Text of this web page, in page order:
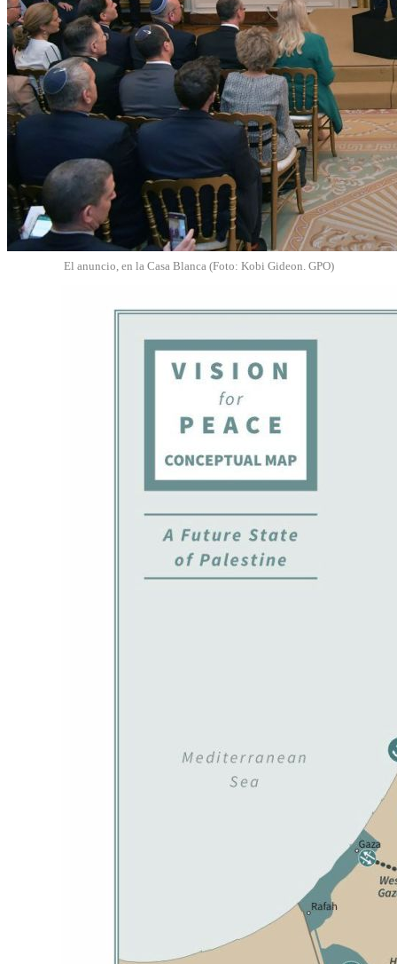
El anuncio, en la Casa Blanca (Foto: Kobi Gideon. GPO)